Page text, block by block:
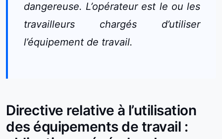
dangereuse. L’opérateur est le ou les
travailleurs chargés d’utiliser
l’équipement de travail.
Directive relative à l’utilisation
des équipements de travail :